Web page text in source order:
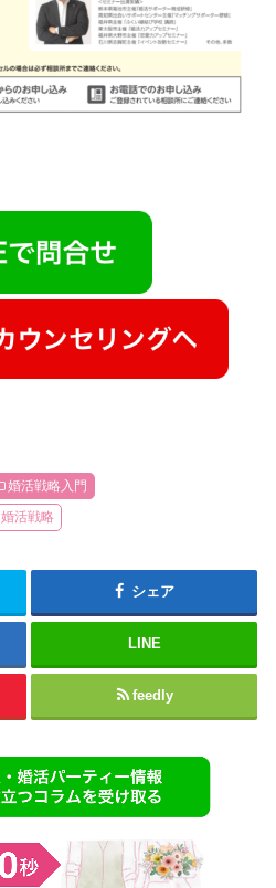
婚活戦略入門
婚活戦略
シェア
LINE
feedly